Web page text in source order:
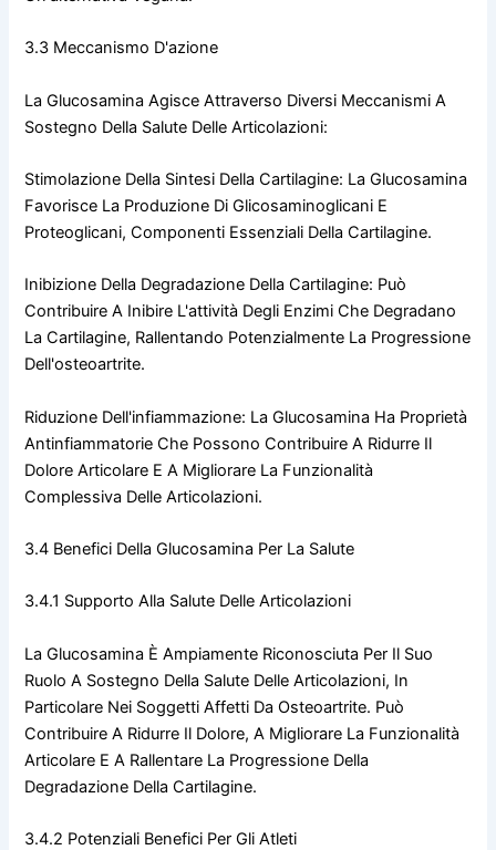
3.3 Meccanismo D'azione
La Glucosamina Agisce Attraverso Diversi Meccanismi A
Sostegno Della Salute Delle Articolazioni:
Stimolazione Della Sintesi Della Cartilagine: La Glucosamina
Favorisce La Produzione Di Glicosaminoglicani E
Proteoglicani, Componenti Essenziali Della Cartilagine.
Inibizione Della Degradazione Della Cartilagine: Può
Contribuire A Inibire L'attività Degli Enzimi Che Degradano
La Cartilagine, Rallentando Potenzialmente La Progressione
Dell'osteoartrite.
Riduzione Dell'infiammazione: La Glucosamina Ha Proprietà
Antinfiammatorie Che Possono Contribuire A Ridurre Il
Dolore Articolare E A Migliorare La Funzionalità
Complessiva Delle Articolazioni.
3.4 Benefici Della Glucosamina Per La Salute
3.4.1 Supporto Alla Salute Delle Articolazioni
La Glucosamina È Ampiamente Riconosciuta Per Il Suo
Ruolo A Sostegno Della Salute Delle Articolazioni, In
Particolare Nei Soggetti Affetti Da Osteoartrite. Può
Contribuire A Ridurre Il Dolore, A Migliorare La Funzionalità
Articolare E A Rallentare La Progressione Della
Degradazione Della Cartilagine.
3.4.2 Potenziali Benefici Per Gli Atleti